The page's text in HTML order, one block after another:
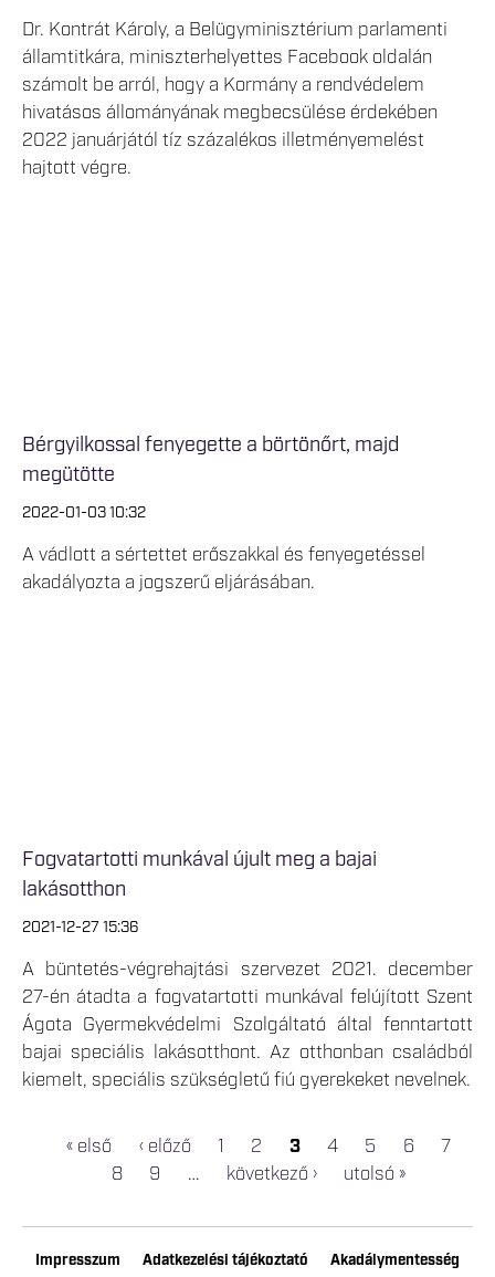
Dr. Kontrát Károly, a Belügyminisztérium parlamenti
államtitkára, miniszterhelyettes Facebook oldalán
számolt be arról, hogy a Kormány a rendvédelem
hivatásos állományának megbecsülése érdekében
2022 januárjától tíz százalékos illetményemelést
hajtott végre.
Bérgyilkossal fenyegette a börtönőrt, majd
megütötte
2022-01-03 10:32
A vádlott a sértettet erőszakkal és fenyegetéssel
akadályozta a jogszerű eljárásában.
Fogvatartotti munkával újult meg a bajai
lakásotthon
2021-12-27 15:36
A büntetés-végrehajtási szervezet 2021. december
27-én átadta a fogvatartotti munkával felújított Szent
Ágota Gyermekvédelmi Szolgáltató által fenntartott
bajai speciális lakásotthont. Az otthonban családból
kiemelt, speciális szükségletű fiú gyerekeket nevelnek.
« első ‹ előző 1 2 3 4 5 6
7
8
9 … következő › utolsó »
Impresszum Adatkezelési tájékoztató Akadálymentesség